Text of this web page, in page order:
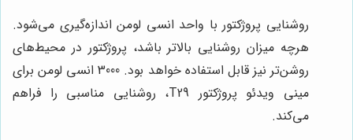
روشنایی پروژکتور با واحد انسی لومن اندازه‌گیری می‌شود.
هرچه میزان روشنایی بالاتر باشد، پروژکتور در محیط‌های
روشن‌تر نیز قابل استفاده خواهد بود. 3000 انسی لومن برای
مینی ویدئو پروژکتور T29، روشنایی مناسبی را فراهم
می‌کند.